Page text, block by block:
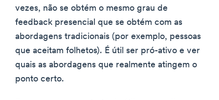
vezes, não se obtém o mesmo grau de
feedback presencial que se obtém com as
abordagens tradicionais (por exemplo, pessoas
que aceitam folhetos). É útil ser pró-ativo e ver
quais as abordagens que realmente atingem o
ponto certo.